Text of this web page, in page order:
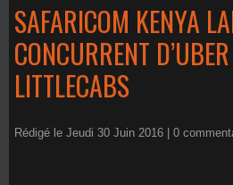
SAFARICOM KENYA
CONCURRENT
LITTLECABS
Rédigé le Jeudi 30 Juin 2016 | 0